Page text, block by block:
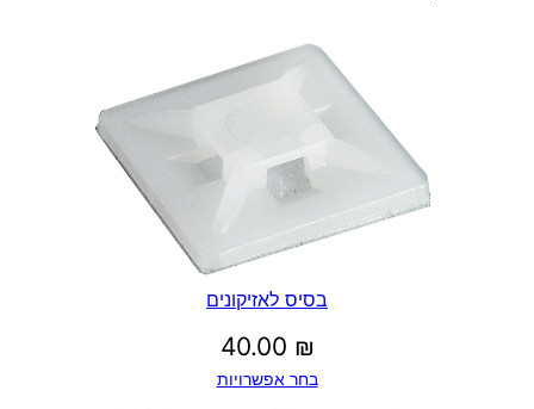
בסיס לאזיקונים
40.00 ₪
בחר אפשרויות